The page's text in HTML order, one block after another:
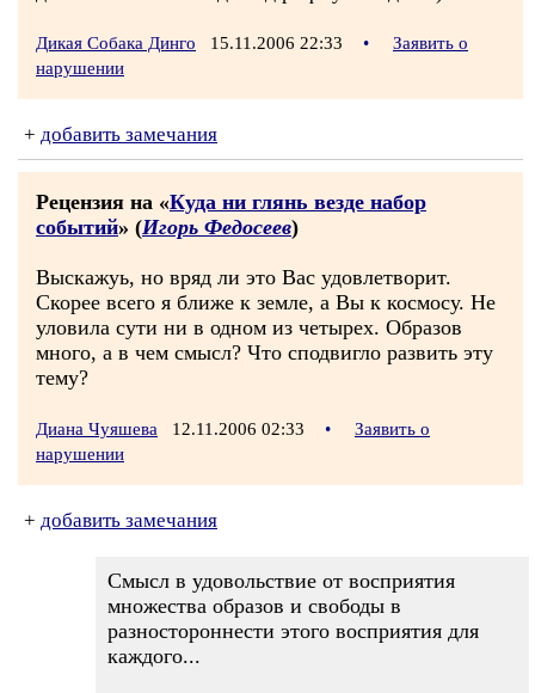
Дикая Собака Динго 15.11.2006 22:33 •
Заявить о
нарушении
+ добавить замечания
Рецензия на «Куда ни глянь везде набор
событий» (Игорь Федосеев)
Выскажуь, но вряд ли это Вас удовлетворит.
Скорее всего я ближе к земле, а Вы к космосу. Не
уловила сути ни в одном из четырех. Образов
много, а в чем смысл? Что сподвигло развить эту
тему?
Диана Чуяшева 12.11.2006 02:33 •
Заявить о
нарушении
+ добавить замечания
Смысл в удовольствие от восприятия
множества образов и свободы в
разностороннести этого восприятия для
каждого...